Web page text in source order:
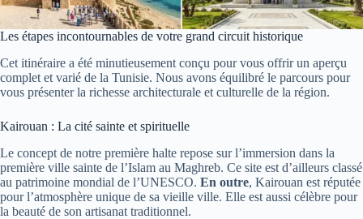
Les étapes incontournables de votre grand circuit historique
Cet itinéraire a été minutieusement conçu pour vous offrir un aperçu
complet et varié de la Tunisie. Nous avons équilibré le parcours pour
vous présenter la richesse architecturale et culturelle de la région.
Kairouan : La cité sainte et spirituelle
Le concept de notre première halte repose sur l’immersion dans la
première ville sainte de l’Islam au Maghreb. Ce site est d’ailleurs classé
au patrimoine mondial de l’UNESCO. En outre, Kairouan est réputée
pour l’atmosphère unique de sa vieille ville. Elle est aussi célèbre pour
la beauté de son artisanat traditionnel.